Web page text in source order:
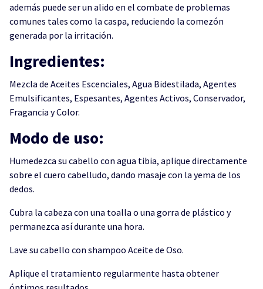
además puede ser un alido en el combate de problemas
comunes tales como la caspa, reduciendo la comezón
generada por la irritación.
Ingredientes:
Mezcla de Aceites Escenciales, Agua Bidestilada, Agentes
Emulsificantes, Espesantes, Agentes Activos, Conservador,
Fragancia y Color.
Modo de uso:
Humedezca su cabello con agua tibia, aplique directamente
sobre el cuero cabelludo, dando masaje con la yema de los
dedos.
Cubra la cabeza con una toalla o una gorra de plástico y
permanezca así durante una hora.
Lave su cabello con shampoo Aceite de Oso.
Aplique el tratamiento regularmente hasta obtener